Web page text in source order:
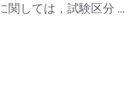
関しては，試験区分 …